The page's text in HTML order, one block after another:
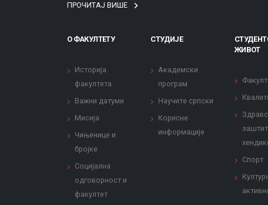
ПРОЧИТАЈ ВИШЕ
О ФАКУЛТЕТУ
Историја
факултета
Важни датуми
Мисија
Чињенице и
бројке
Социјална
одговорност и
факултет
СТУДИЈЕ
Академски
програм
Научите српски
Корисне
информације
ЖИВОТ
Спорт